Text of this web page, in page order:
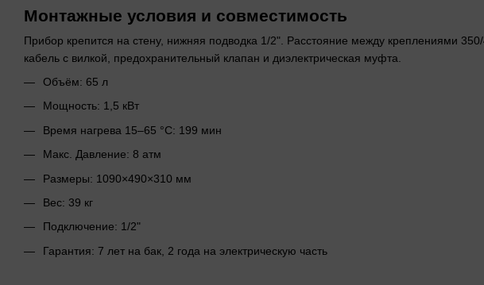
Монтажные условия и совместимость
Прибор крепится на стену, нижняя подводка 1/2". Расстояние между креплениями
кабель с вилкой, предохранительный клапан и диэлектрическая муфта.
Объём: 65 л
Мощность: 1,5 кВт
Время нагрева 15–65 °C: 199 мин
Макс. Давление: 8 атм
Размеры: 1090×490×310 мм
Вес: 39 кг
Подключение: 1/2"
Гарантия: 7 лет на бак, 2 года на электрическую часть